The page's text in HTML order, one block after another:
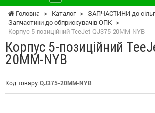
Головна > Каталог > ЗАПЧАСТИНИ до
Запчастини до обприскувачів ОПК >
Корпус 5-позиційний TeeJet QJ375-20MM-NYB
Корпус 5-позиційний
20MM-NYB
Код товару: QJ375-20MM-NYB